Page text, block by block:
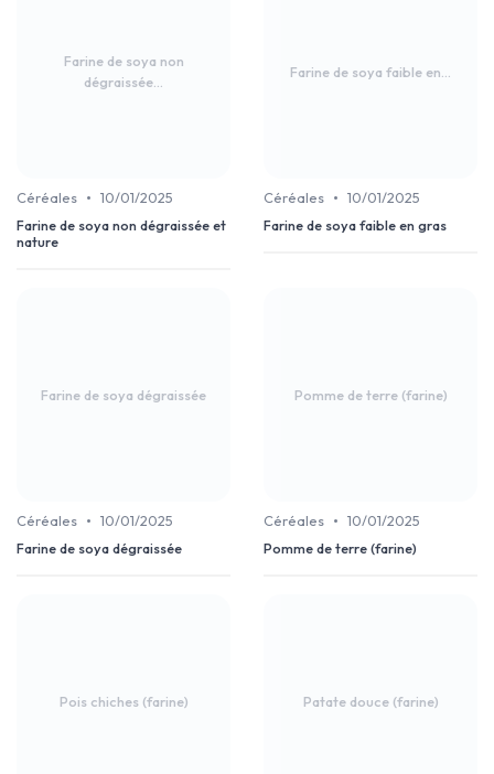
Farine de soya non
dégraissée...
Céréales • 10/01/2025
Farine de soya non dégraissée et
nature
Farine de soya faible en...
Céréales • 10/01/2025
Farine de soya faible en gras
Farine de soya dégraissée
Céréales • 10/01/2025
Farine de soya dégraissée
Pomme de terre (farine)
Céréales • 10/01/2025
Pomme de terre (farine)
Pois chiches (farine) Patate douce (farine)